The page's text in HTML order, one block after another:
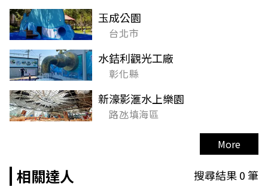
玉成公園
台北市
水銡利觀光工廠
彰化縣
新濠影滙水上樂園
路氹填海區
More
相關達人 搜尋結果0筆